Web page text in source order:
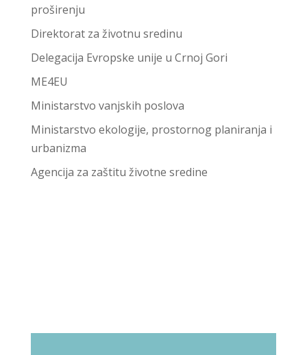
proširenju
Direktorat za životnu sredinu
Delegacija Evropske unije u Crnoj Gori
ME4EU
Ministarstvo vanjskih poslova
Ministarstvo ekologije, prostornog planiranja i
urbanizma
Agencija za zaštitu životne sredine